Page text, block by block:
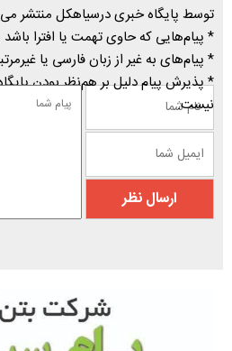
توسط پایگاه خبری درسیاهکل منتشر
* پیام‌هایی که حاوی تهمت یا افترا
* پیام‌های به غیر از زبان فارسی یا
* پذیرش پیام دلیل بر هم‌نظر بودن
نیست.